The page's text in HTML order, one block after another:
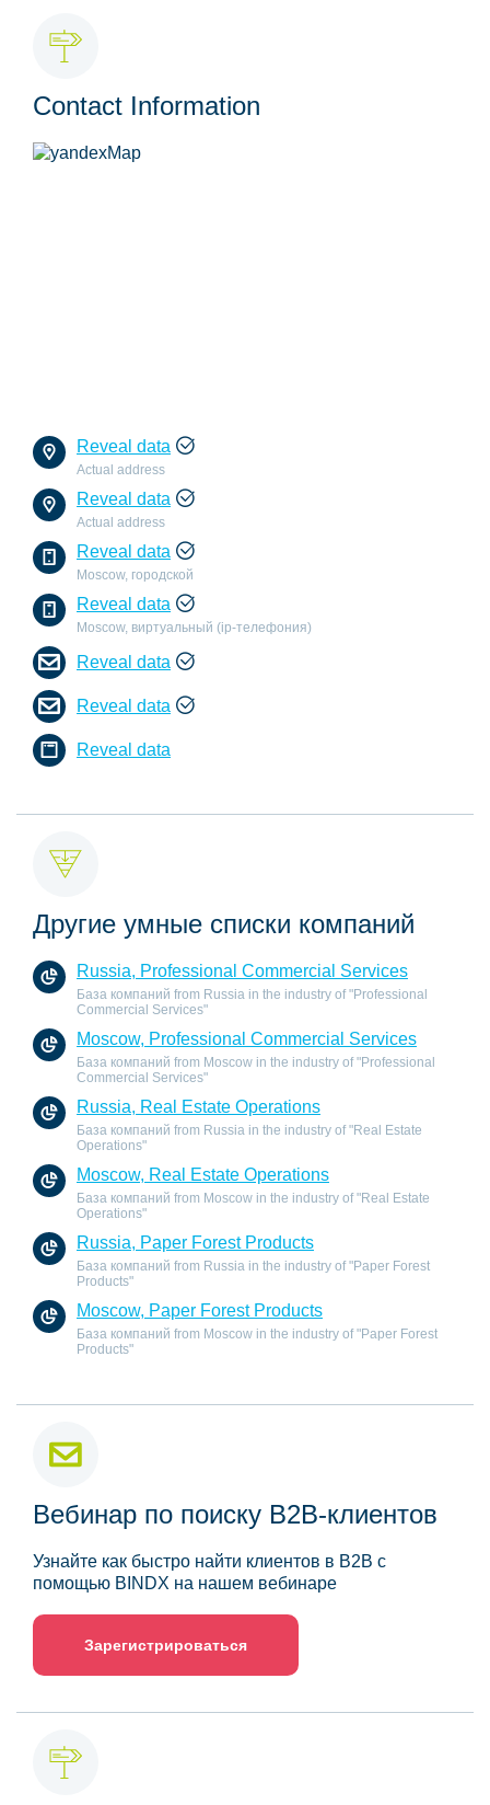
Contact Information
Reveal data
Actual address
Reveal data
Actual address
Reveal data
Moscow, городской
Reveal data
Moscow, виртуальный (ip-телефония)
Reveal data
Reveal data
Reveal data
Другие умные списки компаний
Russia, Professional Commercial Services
База компаний from Russia in the industry of "Professional
Commercial Services"
Moscow, Professional Commercial Services
База компаний from Moscow in the industry of "Professional
Commercial Services"
Russia, Real Estate Operations
База компаний from Russia in the industry of "Real Estate
Operations"
Moscow, Real Estate Operations
База компаний from Moscow in the industry of "Real Estate
Operations"
Russia, Paper Forest Products
База компаний from Russia in the industry of "Paper Forest
Products"
Moscow, Paper Forest Products
База компаний from Moscow in the industry of "Paper Forest
Products"
Вебинар по поиску B2B-клиентов
Узнайте как быстро найти клиентов в B2B с
помощью BINDX на нашем вебинаре
Зарегистрироваться